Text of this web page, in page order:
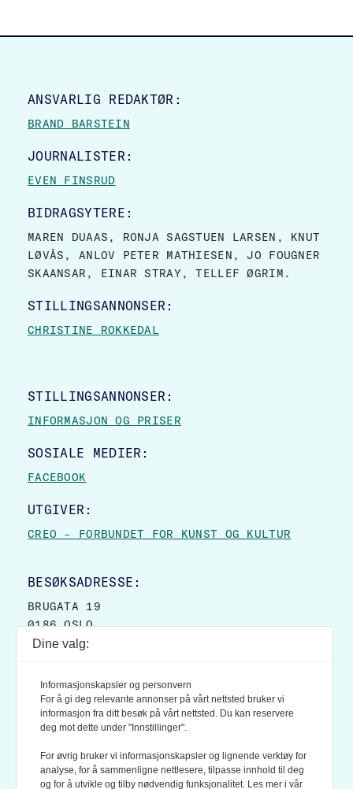
SITE FOOTER
ANSVARLIG REDAKTØR:
BRAND BARSTEIN
JOURNALISTER:
EVEN FINSRUD
BIDRAGSYTERE:
MAREN DUAAS, RONJA SAGSTUEN LARSEN, KNUT
LØVÅS, ANLOV PETER MATHIESEN, JO FOUGNER
SKAANSAR, EINAR STRAY, TELLEF ØGRIM.
STILLINGSANNONSER:
CHRISTINE ROKKEDAL
STILLINGSANNONSER:
INFORMASJON OG PRISER
SOSIALE MEDIER:
FACEBOOK
UTGIVER:
CREO – FORBUNDET FOR KUNST OG KULTUR
BESØKSADRESSE:
BRUGATA 19
0186 OSLO
POSTBOKS 9007 GRØNLAND
0133 OSLO
LES OGSÅ:
KONTEKSTS PERSONVERN-POLICY
Dine valg:
Informasjonskapsler og personvern
For å gi deg relevante annonser på vårt nettsted bruker vi
informasjon fra ditt besøk på vårt nettsted. Du kan reservere
deg mot dette under "Innstillinger".
For øvrig bruker vi informasjonskapsler og lignende verktøy for
analyse, for å sammenligne nettlesere, tilpasse innhold til deg
og for å utvikle og tilby nødvendig funksjonalitet. Les mer i vår